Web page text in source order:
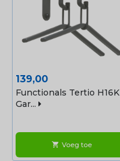
Prijs
139,00
Functionals Tertio H16K
Gar...
shopping_cart Voeg toe